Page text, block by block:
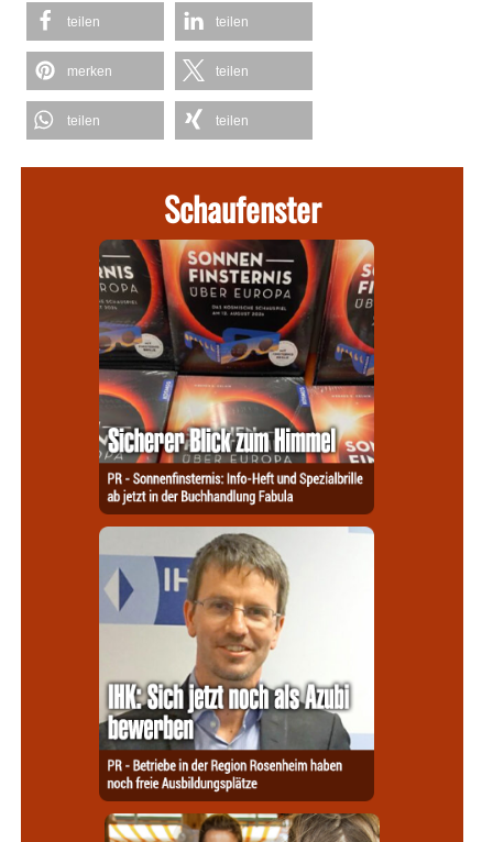
teilen teilen
merken teilen
teilen teilen
Schaufenster